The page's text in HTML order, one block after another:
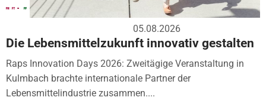
05.08.2026
Die Lebensmittelzukunft innovativ gestalten
Raps Innovation Days 2026: Zweitägige Veranstaltung in
Kulmbach brachte internationale Partner der
Lebensmittelindustrie zusammen....